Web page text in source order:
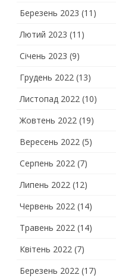
Березень 2023 (11)
Лютий 2023 (11)
Січень 2023 (9)
Грудень 2022 (13)
Листопад 2022 (10)
Жовтень 2022 (19)
Вересень 2022 (5)
Серпень 2022 (7)
Липень 2022 (12)
Червень 2022 (14)
Травень 2022 (14)
Квітень 2022 (7)
Березень 2022 (17)